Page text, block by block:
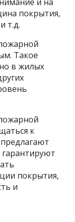
покрытия,
т.д.
Такое
в жилых
к
покрытия,
и